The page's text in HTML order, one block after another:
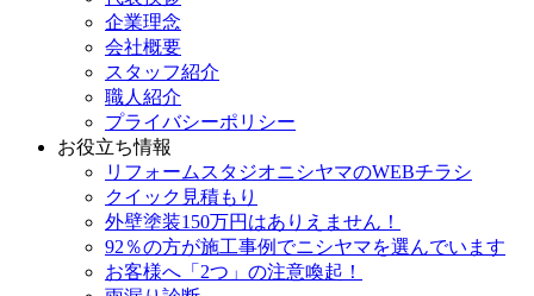
企業理念
会社概要
スタッフ紹介
職人紹介
プライバシーポリシー
お役立ち情報
リフォームスタジオニシヤマのWEBチラシ
クイック見積もり
外壁塗装150万円はありえません！
92％の方が施工事例でニシヤマを選んでいます
お客様へ「2つ」の注意喚起！